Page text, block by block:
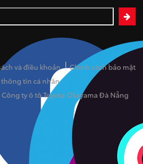
và điều khoản
Chính sách bảo mật
thông tin cá nhân
ty ô tô Toyota Okayama Đà Nẵng